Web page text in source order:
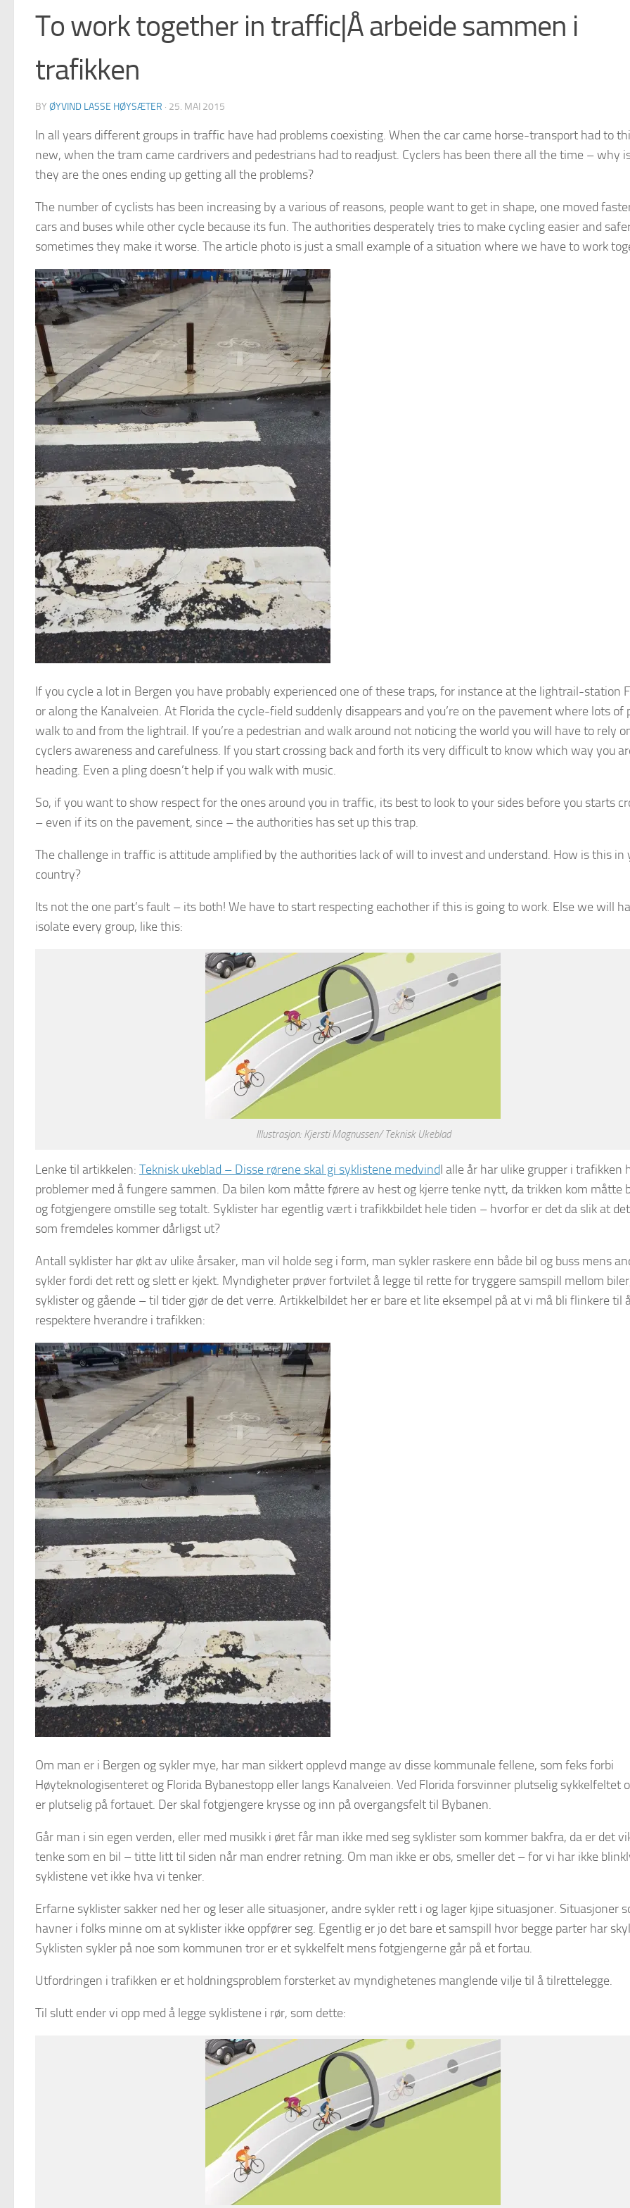
To work together in traffic|Å arbeide sammen i
trafikken
BY ØYVIND LASSE HØYSÆTER · 25. MAI 2015
In all years different groups in traffic have had problems coexisting. When the car came horse-transport had to
new, when the tram came cardrivers and pedestrians had to readjust. Cyclers has been there all the time – why
they are the ones ending up getting all the problems?
The number of cyclists has been increasing by a various of reasons, people want to get in shape, one moved
cars and buses while other cycle because its fun. The authorities desperately tries to make cycling easier and
sometimes they make it worse. The article photo is just a small example of a situation where we have to work
If you cycle a lot in Bergen you have probably experienced one of these traps, for instance at the lightrail-station
or along the Kanalveien. At Florida the cycle-field suddenly disappears and you’re on the pavement where lots of
walk to and from the lightrail. If you’re a pedestrian and walk around not noticing the world you will have to rely
cyclers awareness and carefulness. If you start crossing back and forth its very difficult to know which way you
heading. Even a pling doesn’t help if you walk with music.
So, if you want to show respect for the ones around you in traffic, its best to look to your sides before you starts
– even if its on the pavement, since – the authorities has set up this trap.
The challenge in traffic is attitude amplified by the authorities lack of will to invest and understand. How is this in
country?
Its not the one part’s fault – its both! We have to start respecting eachother if this is going to work. Else we will
isolate every group, like this:
Illustrasjon: Kjersti Magnussen/ Teknisk Ukeblad
Lenke til artikkelen: Teknisk ukeblad – Disse rørene skal gi syklistene medvindI alle år har ulike grupper i trafikken
problemer med å fungere sammen. Da bilen kom måtte førere av hest og kjerre tenke nytt, da trikken kom måtte
og fotgjengere omstille seg totalt. Syklister har egentlig vært i trafikkbildet hele tiden – hvorfor er det da slik at
som fremdeles kommer dårligst ut?
Antall syklister har økt av ulike årsaker, man vil holde seg i form, man sykler raskere enn både bil og buss mens
sykler fordi det rett og slett er kjekt. Myndigheter prøver fortvilet å legge til rette for tryggere samspill mellom
syklister og gående – til tider gjør de det verre. Artikkelbildet her er bare et lite eksempel på at vi må bli flinkere til
respektere hverandre i trafikken:
Om man er i Bergen og sykler mye, har man sikkert opplevd mange av disse kommunale fellene, som feks forbi
Høyteknologisenteret og Florida Bybanestopp eller langs Kanalveien. Ved Florida forsvinner plutselig sykkelfeltet
er plutselig på fortauet. Der skal fotgjengere krysse og inn på overgangsfelt til Bybanen.
Går man i sin egen verden, eller med musikk i øret får man ikke med seg syklister som kommer bakfra, da er det
tenke som en bil – titte litt til siden når man endrer retning. Om man ikke er obs, smeller det – for vi har ikke
syklistene vet ikke hva vi tenker.
Erfarne syklister sakker ned her og leser alle situasjoner, andre sykler rett i og lager kjipe situasjoner. Situasjoner
havner i folks minne om at syklister ikke oppfører seg. Egentlig er jo det bare et samspill hvor begge parter har
Syklisten sykler på noe som kommunen tror er et sykkelfelt mens fotgjengerne går på et fortau.
Utfordringen i trafikken er et holdningsproblem forsterket av myndighetenes manglende vilje til å tilrettelegge.
Til slutt ender vi opp med å legge syklistene i rør, som dette: